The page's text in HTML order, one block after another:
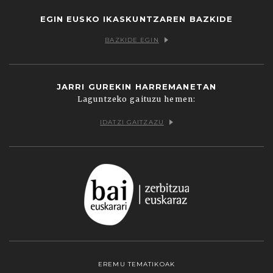
EGIN EUSKO IKASKUNTZAREN BAZKIDE
BAZKIDE EGIN
JARRI GUREKIN HARREMANETAN
Laguntzeko gaituzu hemen:
IDATZI GAITZAZU
EREMU TEMATIKOAK